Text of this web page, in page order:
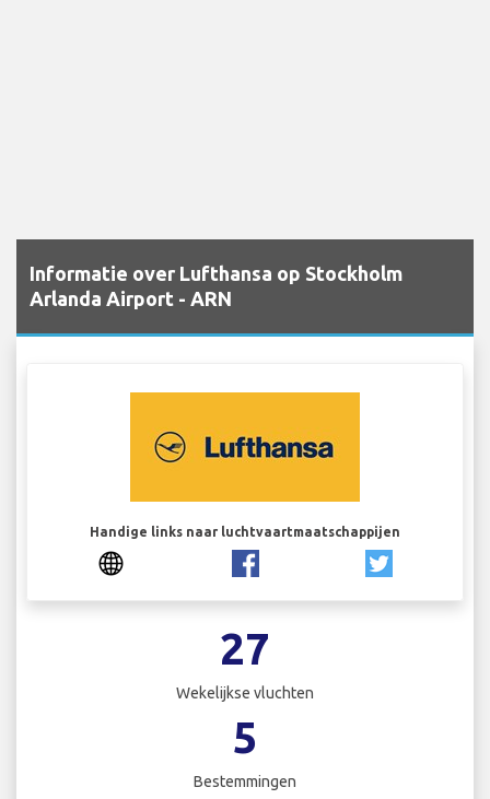
Informatie over Lufthansa op Stockholm
Arlanda Airport - ARN
Handige links naar luchtvaartmaatschappijen
27
Wekelijkse vluchten
5
Bestemmingen